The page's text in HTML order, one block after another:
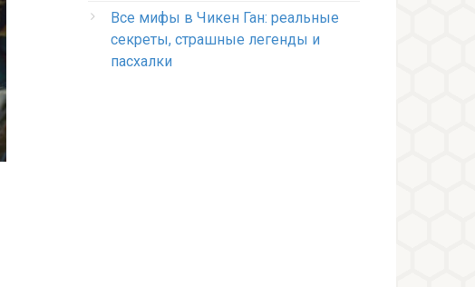
Все мифы в Чикен Ган: реальные
секреты, страшные легенды и
пасхалки